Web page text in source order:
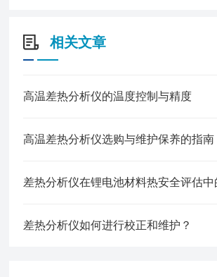
相关文章
高温差热分析仪的温度控制与精度
高温差热分析仪选购与维护保养的指南
差热分析仪在锂电池材料热安全评估中
差热分析仪如何进行校正和维护？